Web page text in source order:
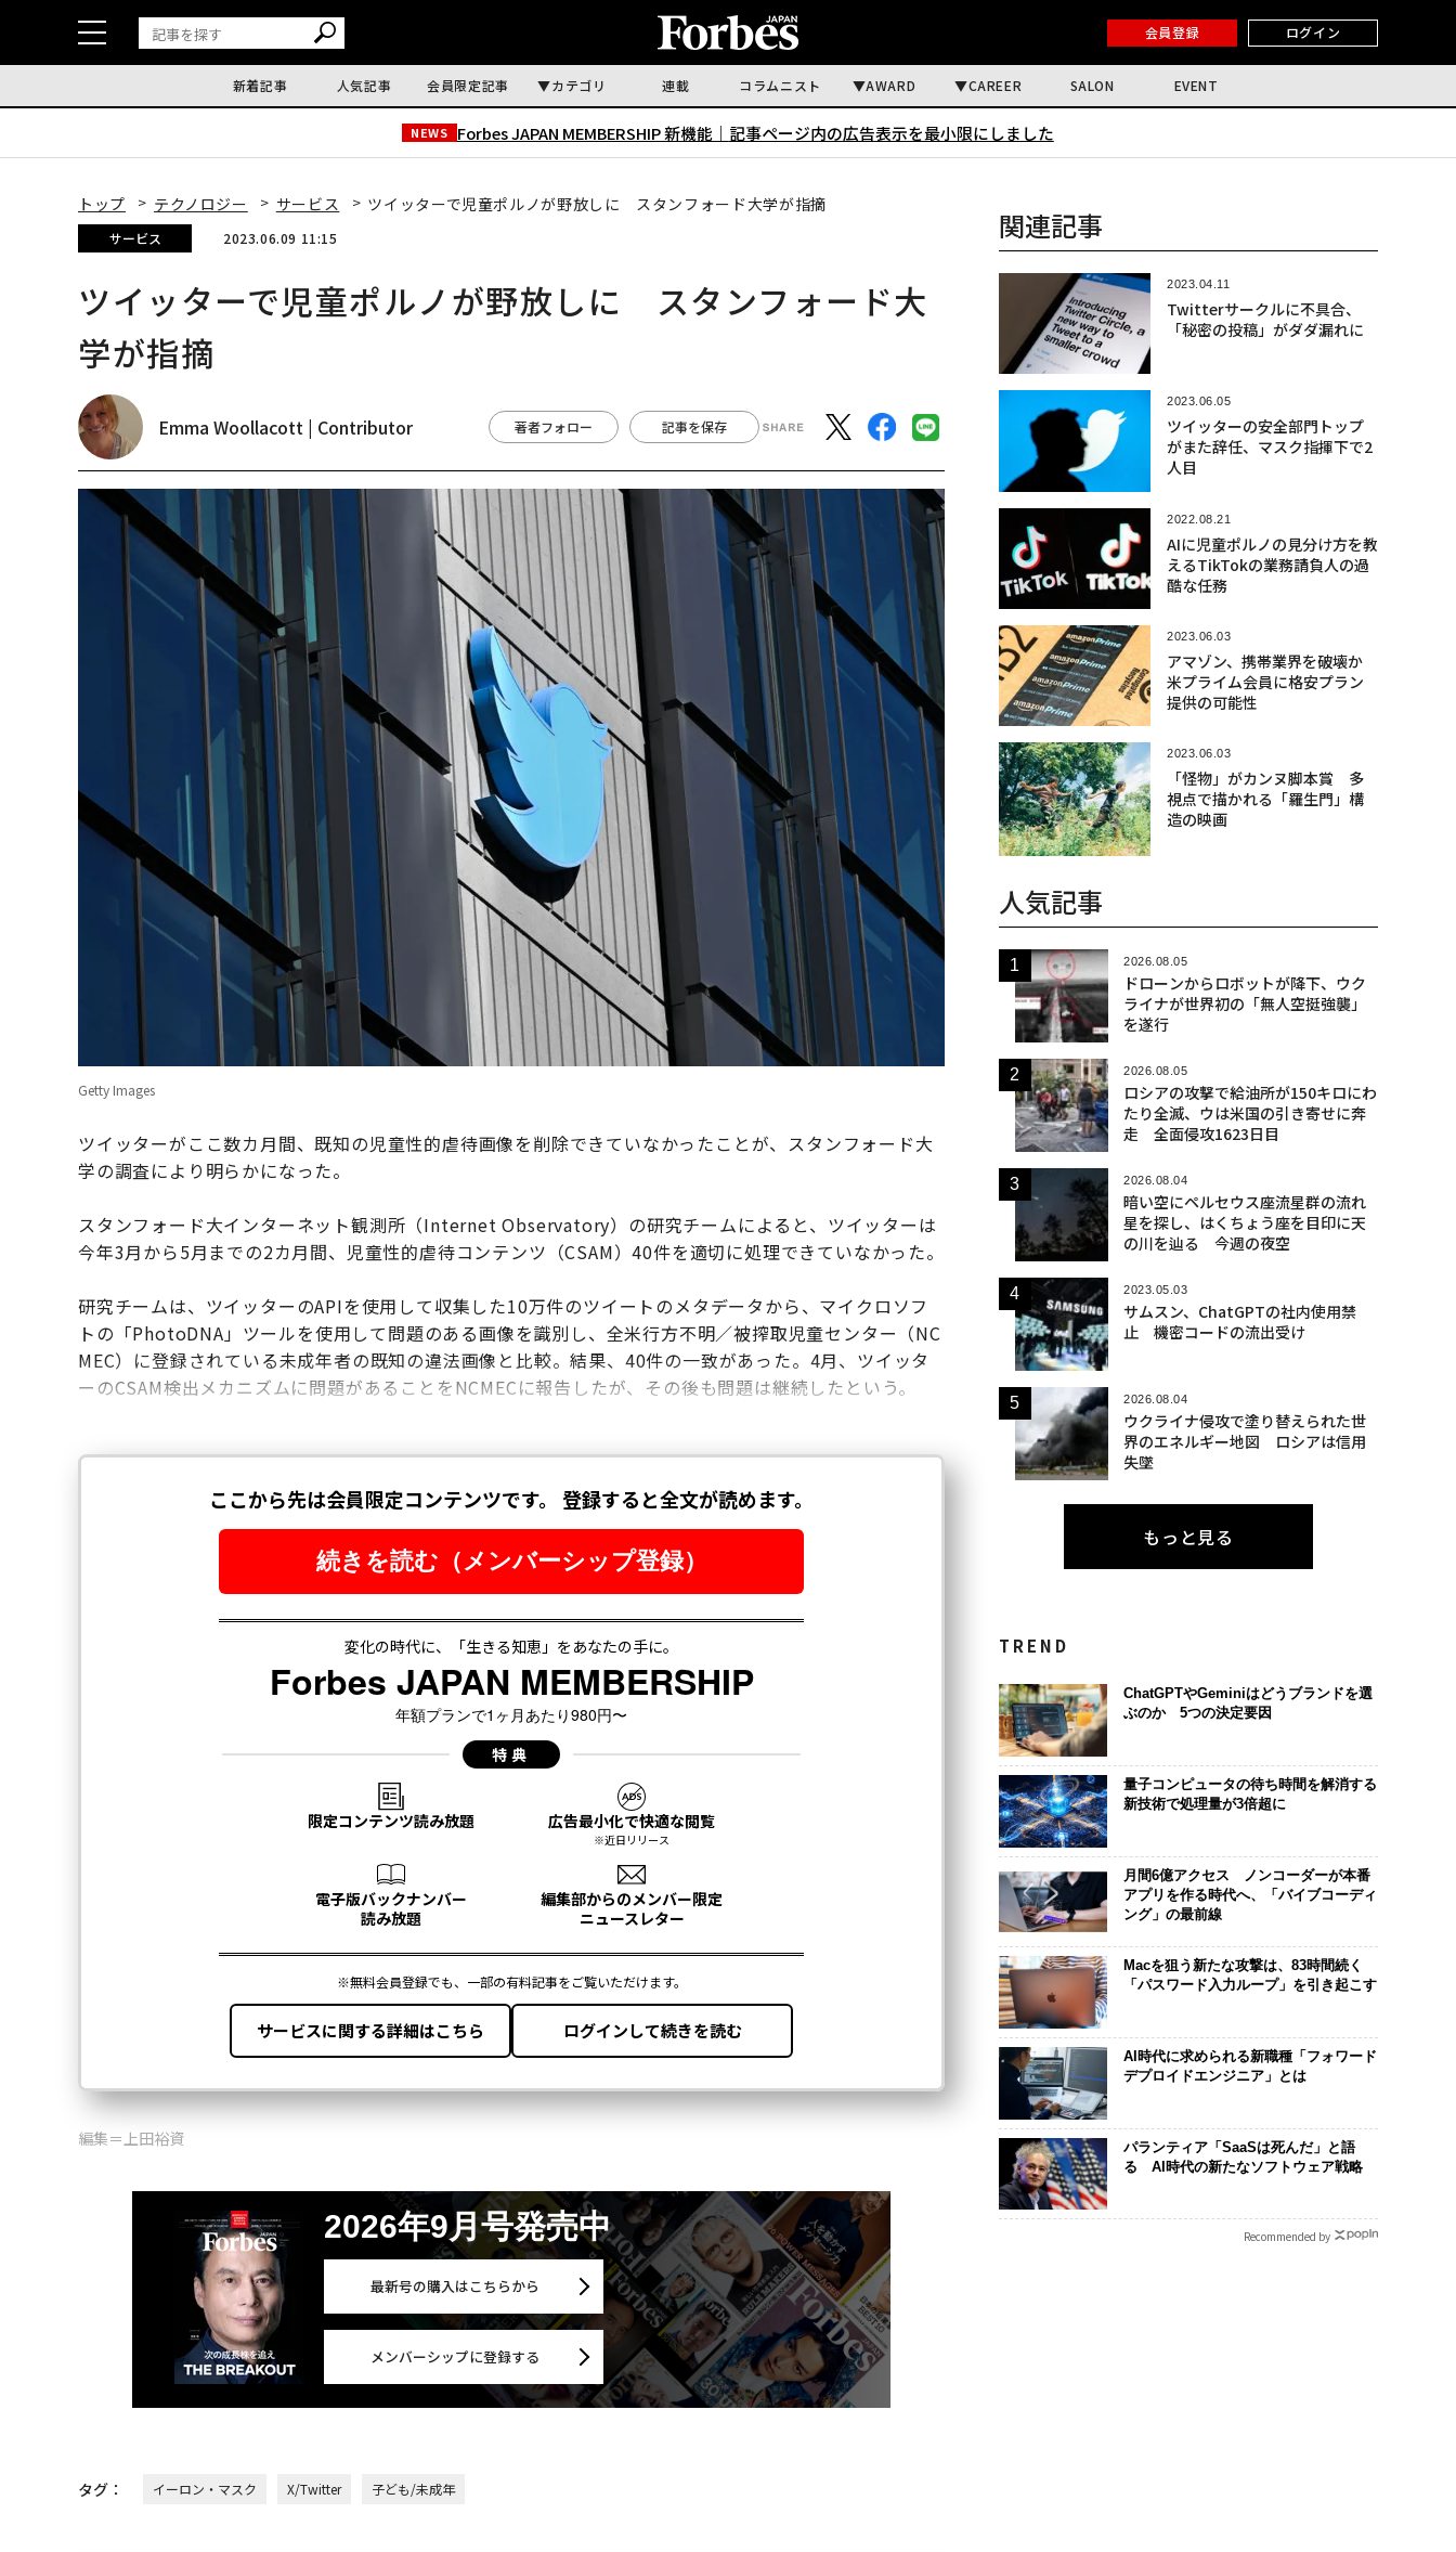
会員登録 ログイン
新着記事 人気記事 会員限定記事 カテゴリ 連載 コラムニスト AWARD CAREER SALON EVENT
NEWS Forbes JAPAN MEMBERSHIP 新機能｜ 記事ページ内の広告表示を最小限にしました
トップ テクノロジー サービス ツイッターで児童ポルノが野放しに スタンフォード大学が指摘
サービス 2023.06.09 11:15
ツイッターで児童ポルノが野放しに スタンフォード大
学が指摘
Emma Woollacott | Contributor 著者フォロー 記事を保存
Getty Images
ツイッターがここ数カ月間、既知の児童性的虐待画像を削除できていなかったことが、スタンフォード大
学の調査により明らかになった。
スタンフォード大インターネット観測所（Internet Observatory）の研究チームによると、ツイッターは
今年3月から5月までの2カ月間、児童性的虐待コンテンツ（CSAM）40件を適切に処理できていなかった。
研究チームは、ツイッターのAPIを使用して収集した10万件のツイートのメタデータから、マイクロソフ
トの「PhotoDNA」ツールを使用して問題のある画像を識別し、全米行方不明／被搾取児童センター（NC
MEC）に登録されている未成年者の既知の違法画像と比較。結果、40件の一致があった。4月、ツイッタ
ーのCSAM検出メカニズムに問題があることをNCMECに報告したが、その後も問題は継続したという。
編集＝上田裕資
2026年9月号発売中
最新号の購入はこちらから
メンバーシップに登録する
タグ： イーロン・マスク X/Twitter 子ども/未成年
関連記事
2023.04.11
Twitterサークルに不具合、
「秘密の投稿」がダダ漏れに
2023.06.05
ツイッターの安全部門トップ
がまた辞任、マスク指揮下で2
人目
2022.08.21
AIに児童ポルノの見分け方を教
えるTikTokの業務請負人の過
酷な任務
2023.06.03
アマゾン、携帯業界を破壊か
米プライム会員に格安プラン
提供の可能性
2023.06.03
「怪物」がカンヌ脚本賞 多
視点で描かれる「羅生門」構
造の映画
人気記事
2026.08.05
ドローンからロボットが降下、ウク
ライナが世界初の「無人空挺強襲」
を遂行
2026.08.05
ロシアの攻撃で給油所が150キロにわ
たり全滅、ウは米国の引き寄せに奔
走 全面侵攻1623日目
2026.08.04
暗い空にペルセウス座流星群の流れ
星を探し、はくちょう座を目印に天
の川を辿る 今週の夜空
2023.05.03
サムスン、ChatGPTの社内使用禁
止 機密コードの流出受け
2026.08.04
ウクライナ侵攻で塗り替えられた世
界のエネルギー地図 ロシアは信用
失墜
もっと見る
TREND
ChatGPTやGeminiはどうブランドを選
ぶのか 5つの決定要因
量子コンピュータの待ち時間を解消する
新技術で処理量が3倍超に
月間6億アクセス ノンコーダーが本番
アプリを作る時代へ、「バイブコーディ
ング」の最前線
Macを狙う新たな攻撃は、83時間続く
「パスワード入力ループ」を引き起こす
AI時代に求められる新職種「フォワード
デプロイドエンジニア」とは
パランティア「SaaSは死んだ」と語
る AI時代の新たなソフトウェア戦略
Recommended by